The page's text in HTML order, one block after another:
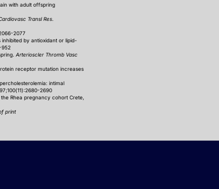
with adult offspring
Transl Res.
2077
by antioxidant or lipid-
952
Arterioscler Thromb Vasc
receptor mutation increases
intimal
2690
Rhea pregnancy cohort Crete,
print